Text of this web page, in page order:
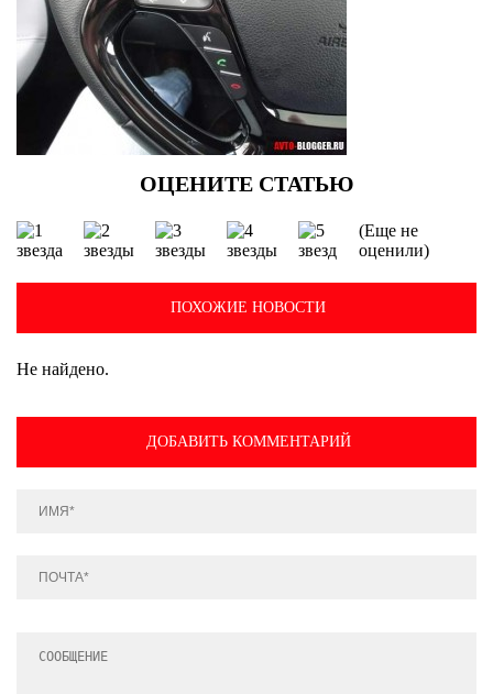
(Еще не
оценили)
ПОХОЖИЕ НОВОСТИ
Не найдено.
ДОБАВИТЬ КОММЕНТАРИЙ